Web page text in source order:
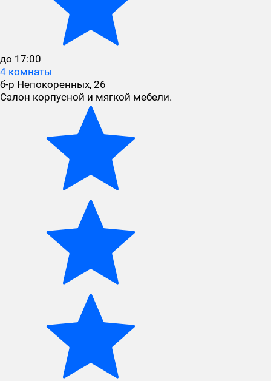
до 17:00
4 комнаты
б-р Непокоренных, 26
Салон корпусной и мягкой мебели.